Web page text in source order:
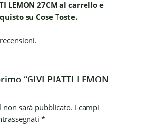
LEMON 27CM al carrello e
su Cose Toste.
“GIVI PIATTI LEMON
sarà pubblicato. I campi
*